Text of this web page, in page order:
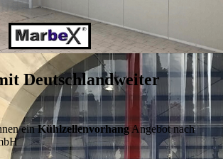
Deutschlandweiter
einKühlzellenvorhangAngebot nach